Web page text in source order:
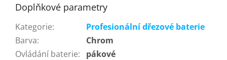
Doplňkové parametry
Kategorie:
Profesionální dřezové baterie
Barva:
Chrom
Ovládání baterie:
pákové